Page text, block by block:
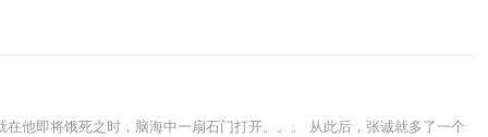
他即将饿死之时，脑海中一扇石门打开。。。 从此后，张诚就多了一个